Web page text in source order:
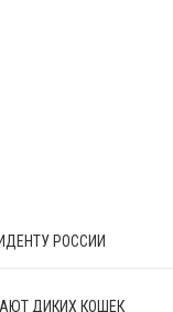
РОССИИ
ДИКИХ КОШЕК